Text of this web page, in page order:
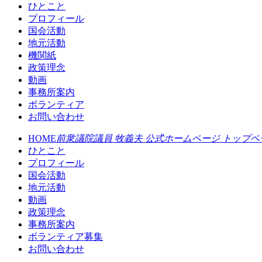
ひとこと
プロフィール
国会活動
地元活動
機関紙
政策理念
動画
事務所案内
ボランティア
お問い合わせ
HOME前衆議院議員 牧義夫 公式ホームページ トップペ
ひとこと
プロフィール
国会活動
地元活動
動画
政策理念
事務所案内
ボランティア募集
お問い合わせ